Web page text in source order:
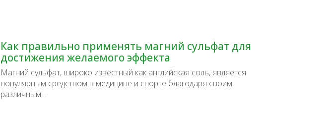
Как правильно применять магний сульфат для
достижения желаемого эффекта
Магний сульфат, широко известный как английская соль, является
популярным средством в медицине и спорте благодаря своим
различным…